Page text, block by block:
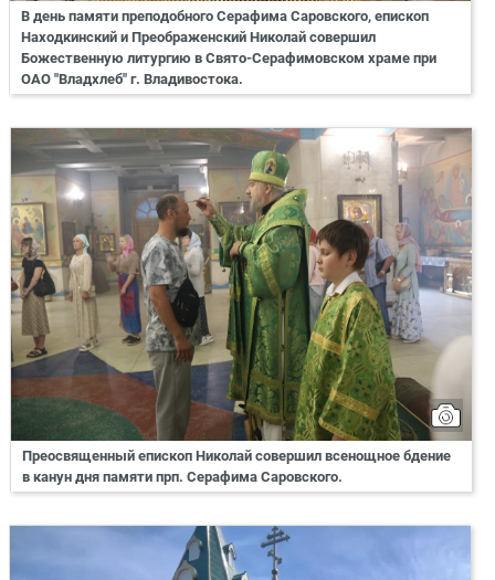
В день памяти преподобного Серафима Саровского, епископ
Находкинский и Преображенский Николай совершил
Божественную литургию в Свято-Серафимовском храме при
ОАО "Владхлеб" г. Владивостока.
Преосвященный епископ Николай совершил всенощное бдение
в канун дня памяти прп. Серафима Саровского.